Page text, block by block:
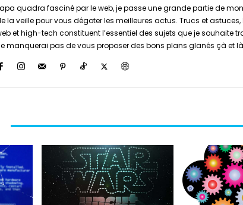
quadra fasciné par le web, je passe une grande partie de
la veille pour vous dégoter les meilleures actus. Trucs et astuces,
et high-tech constituent l’essentiel des sujets que je souhaite
manquerai pas de vous proposer des bons plans glanés çà et